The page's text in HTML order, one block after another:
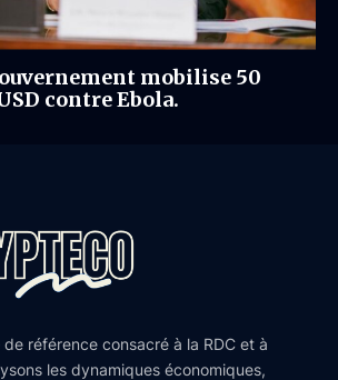
mobilise 50
contre Ebola.
référence consacré à la RDC et à
les dynamiques économiques,